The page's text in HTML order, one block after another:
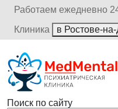
Работаем ежедневно
Клиника
в Ростове-
Поиск по сайту